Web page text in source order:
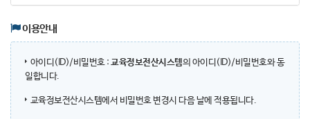
이용안내
아이디(ID)/비밀번호 : 교육정보전산시스템의 아이디(ID)/비밀번호와 동
일합니다.
교육정보전산시스템에서 비밀번호 변경시 다음 날에 적용됩니다.